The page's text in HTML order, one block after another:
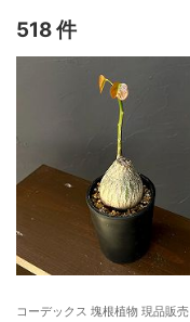
518 件
コーデックス 塊根植物 現品販売